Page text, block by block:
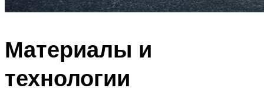
Материалы и
технологии